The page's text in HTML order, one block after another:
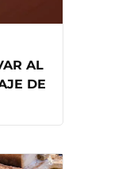
AL
DE